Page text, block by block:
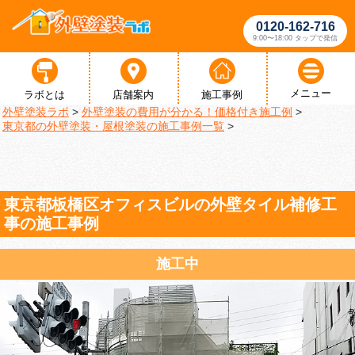
0120-162-716
9:00〜18:00 タップで発信
ラボとは 店舗案内 施工事例 メニュー
外壁塗装ラボ > 外壁塗装の費用が分かる！価格付き施工例 >
東京都の外壁塗装・屋根塗装の施工事例一覧 >
東京都板橋区オフィスビルの外壁タイル補修工
事の施工事例
施工中